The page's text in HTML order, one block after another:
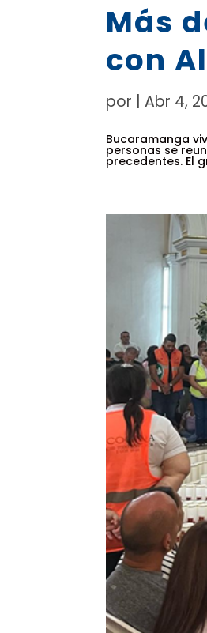
Más
con
por |Abr 4,
Bucaramanga
personas se
precedentes. El